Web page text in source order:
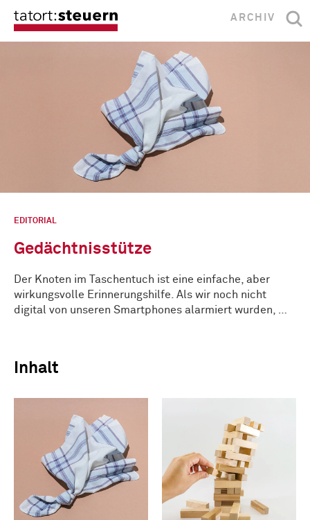
ARCHIV
EDITORIAL
Gedächtnisstütze
Der Knoten im Taschentuch ist eine einfache, aber
wirkungsvolle Erinnerungshilfe. Als wir noch nicht
digital von unseren Smartphones alarmiert wurden, …
Inhalt